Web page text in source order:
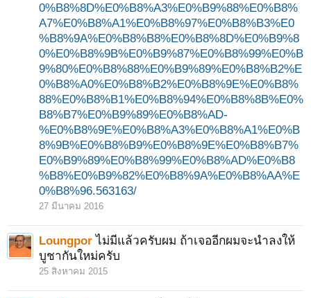
0%B8%8D%E0%B8%A3%E0%B9%88%E0%B8%
A7%E0%B8%A1%E0%B8%97%E0%B8%B3%E0
%B8%9A%E0%B8%B8%E0%B8%8D%E0%B9%8
0%E0%B8%9B%E0%B9%87%E0%B8%99%E0%B
9%80%E0%B8%88%E0%B9%89%E0%B8%B2%E
0%B8%A0%E0%B8%B2%E0%B8%9E%E0%B8%
88%E0%B8%B1%E0%B8%94%E0%B8%8B%E0%
B8%B7%E0%B9%89%E0%B8%AD-
%E0%B8%9E%E0%B8%A3%E0%B8%A1%E0%B
8%9B%E0%B8%B9%E0%B8%9E%E0%B8%B7%
E0%B9%89%E0%B8%99%E0%B8%AD%E0%B8
%B8%E0%B9%82%E0%B8%9A%E0%B8%AA%E
0%B8%96.563163/
27 มีนาคม 2016
Loungpor ไม่มีแล้วครับผม ถ้าเจออีกผมจะนำลงให้
บูชากันใหม่ครับ
25 สิงหาคม 2015
3 4 5 ถัดไป >